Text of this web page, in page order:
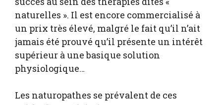
naturelles ». Il est encore commercialisé à
un prix très élevé, malgré le fait qu’il n’ait
jamais été prouvé qu’il présente un intérêt
supérieur à une basique solution
physiologique…
Les naturopathes se prévalent de ces